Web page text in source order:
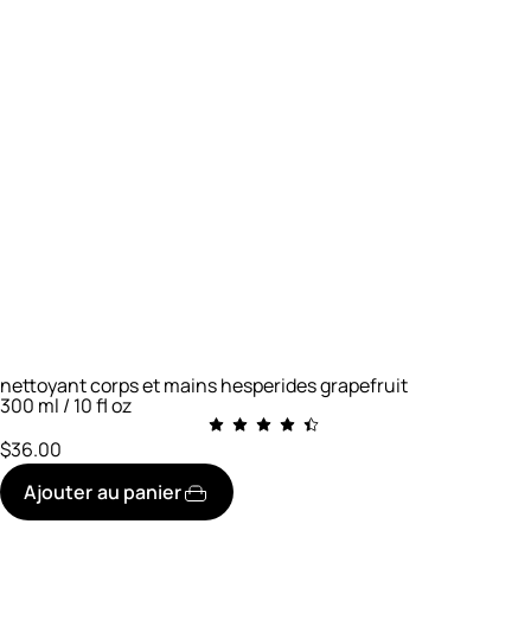
nettoyant corps et mains hesperides grapefruit
300 ml / 10 fl oz
$36.00
Ajouter au panier